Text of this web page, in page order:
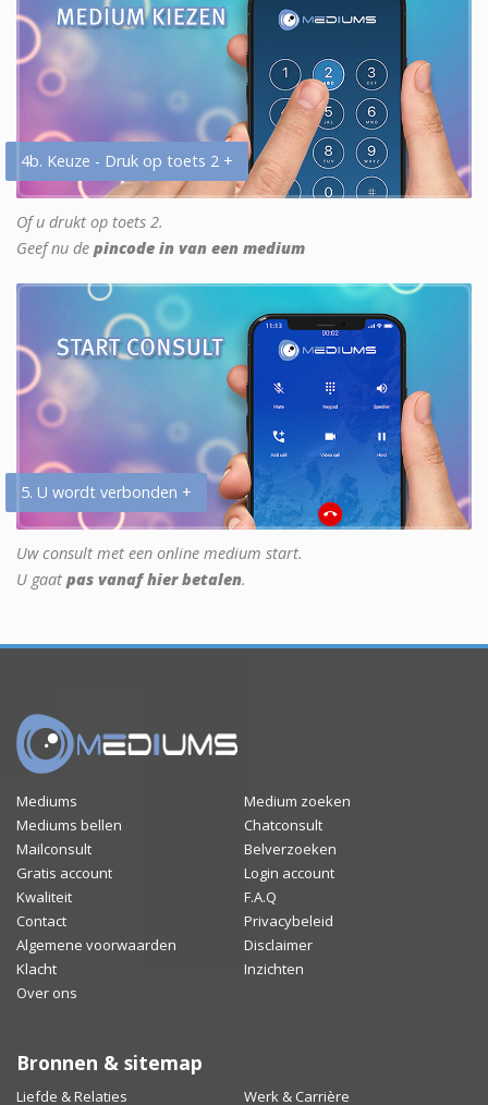
4b. Keuze - Druk op toets 2 +
Of u drukt op toets 2.
Geef nu de pincode in van een medium
5. U wordt verbonden +
Uw consult met een online medium start.
U gaat pas vanaf hier betalen.
Mediums
Medium zoeken
Mediums bellen
Chatconsult
Mailconsult
Belverzoeken
Gratis account
Login account
Kwaliteit
F.A.Q
Contact
Privacybeleid
Algemene voorwaarden
Disclaimer
Klacht
Inzichten
Over ons
Bronnen & sitemap
Liefde & Relaties Werk & Carrière